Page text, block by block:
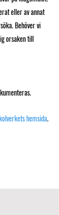
eller av annat
Behöver vi
orsaken till
hemsida.